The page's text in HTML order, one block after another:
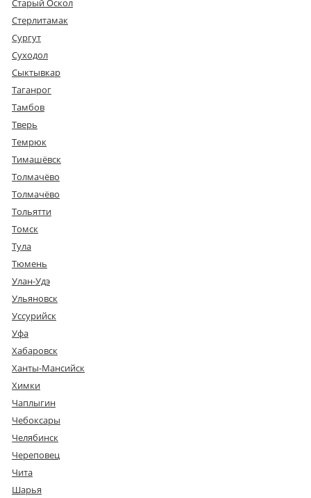
Старый Оскол
Стерлитамак
Сургут
Суходол
Сыктывкар
Таганрог
Тамбов
Тверь
Темрюк
Тимашёвск
Толмачёво
Толмачёво
Тольятти
Томск
Тула
Тюмень
Улан-Удэ
Ульяновск
Уссурийск
Уфа
Хабаровск
Ханты-Мансийск
Химки
Чаплыгин
Чебоксары
Челябинск
Череповец
Чита
Шарья